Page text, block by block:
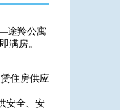
途羚公寓
满房。
住房供应
安全、安